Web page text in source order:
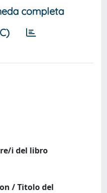
completa
i del libro
/ Titolo del